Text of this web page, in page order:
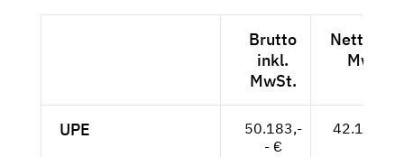
Brutto
inkl.
MwSt.
Netto
MwSt.
UPE
50.183,-
- €
42.171,--